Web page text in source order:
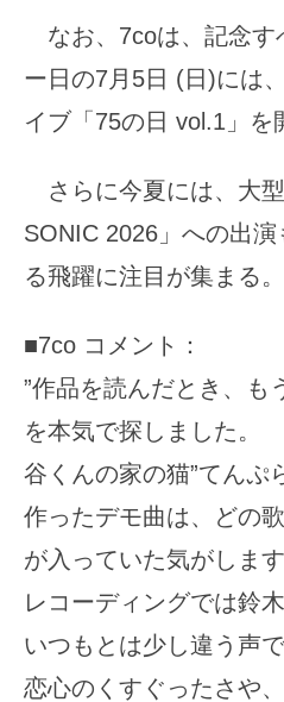
なお、7coは、記念す
ー日の7月5日 (日)には
イブ「75の日 vol.1」を
さらに今夏には、大
SONIC 2026」への出
る飛躍に注目が集まる。
■7co コメント：
”作品を読んだとき、も
を本気で探しました。
谷くんの家の猫”てんぷ
作ったデモ曲は、どの
が入っていた気がします
レコーディングでは鈴
いつもとは少し違う声
恋心のくすぐったさや